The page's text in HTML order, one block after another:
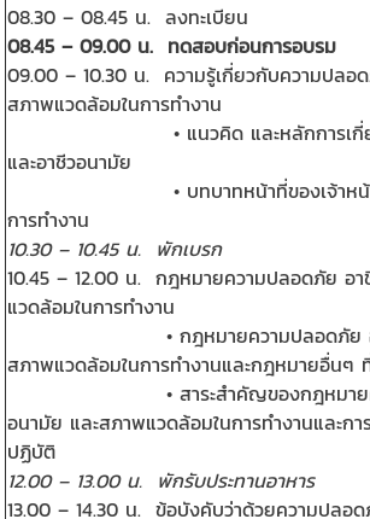
08.30 – 08.45 น. ลงทะเบียน
08.45 – 09.00 น. ทดสอบก่อนการอบรม
09.00 – 10.30 น. ความรู้เกี่ยวกับความปลอ
สภาพแวดล้อมในการทำงาน
• แนวคิด และหลักการเกี่ยวกั
และอาชีวอนามัย
• บทบาทหน้าที่ของเจ้าหน้าที่ค
การทำงาน
10.30 – 10.45 น. พักเบรก
10.45 – 12.00 น. กฎหมายความปลอดภัย อ
แวดล้อมในการทำงาน
• กฎหมายความปลอดภัย อาชี
สภาพแวดล้อมในการทำงานและกฎหมายอื่นๆ
• สาระสำคัญของกฎหมายควา
อนามัย และสภาพแวดล้อมในการทำงานและก
ปฏิบัติ
12.00 – 13.00 น. พักรับประทานอาหาร
13.00 – 14.30 น. ข้อบังคับว่าด้วยความปลอ